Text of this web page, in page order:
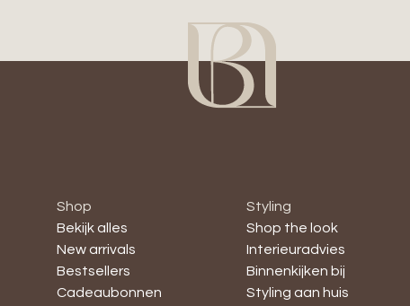
Shop
Bekijk alles
New arrivals
Bestsellers
Cadeaubonnen
Styling
Shop the look
Interieuradvies
Binnenkijken bij
Styling aan huis